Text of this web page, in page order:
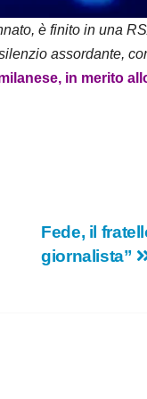
è finito in una
assordante,
in merito
Fede, il
giornalista”